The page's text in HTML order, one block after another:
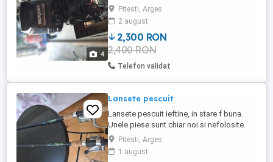
4
bine cu excepția unui cablu de la
schimbător care sa rupt. Am cumpărat
cablul dar nu lam schimbat și o să-l
predau odată cu motorul. Prețul este de
500 euro, ușor negociabil.
Pitesti, Arges
2 august
2,300 RON
2,400 RON
Telefon validat
Lansete pescuit
Lansete pescuit ieftine, in stare f buna.
Unele piese sunt chiar noi si nefolosite.
Se pot vindecsi toate odatz si separat.
Pentru detalii, sunati la .
Pitesti, Arges
1 august